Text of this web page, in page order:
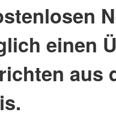
einen
aus